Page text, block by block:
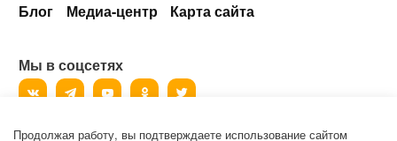
Блог
Медиа-центр Карта сайта
Мы в соцсетях
Продолжая работу, вы подтверждаете использование сайтом